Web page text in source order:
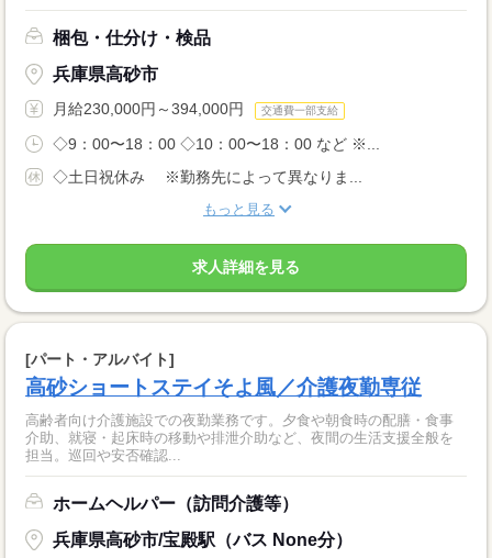
梱包・仕分け・検品
兵庫県高砂市
月給230,000円～394,000円 交通費一部支給
◇9：00〜18：00 ◇10：00〜18：00 など ※...
◇土日祝休み ※勤務先によって異なりま...
もっと見る
求人詳細を見る
[パート・アルバイト]
高砂ショートステイそよ風／介護夜勤専従
高齢者向け介護施設での夜勤業務です。夕食や朝食時の配膳・食事
介助、就寝・起床時の移動や排泄介助など、夜間の生活支援全般を
担当。巡回や安否確認...
ホームヘルパー（訪問介護等）
兵庫県高砂市/宝殿駅（バス None分）